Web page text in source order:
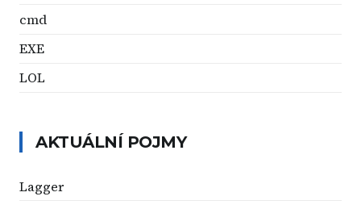
cmd
EXE
LOL
AKTUÁLNÍ POJMY
Lagger